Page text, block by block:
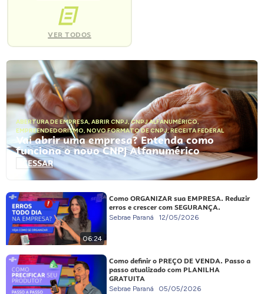
VER TODOS
ABERTURA DE EMPRESA, ABRIR CNPJ,CNPJ ALFANUMÉRICO,
EMPREENDEDORISMO, NOVO FORMATO DE CNPJ,RECEITA FEDERAL
Vai abrir uma empresa? Entenda como
funciona o novo CNPJ Alfanumérico
ACESSAR
06:24
Como ORGANIZAR sua EMPRESA. Reduzir
erros e crescer com SEGURANÇA.
Sebrae Paraná 12/05/2026
Como definir o PREÇO DE VENDA. Passo a
passo atualizado com PLANILHA
GRATUITA
Sebrae Paraná 05/05/2026